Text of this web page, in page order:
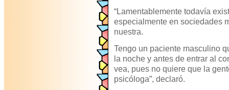
“Lamentablemente todavía
especialmente en sociedades
nuestra.
Tengo un paciente masculino
la noche y antes de entrar al
vea, pues no quiere que la
psicóloga”, declaró.